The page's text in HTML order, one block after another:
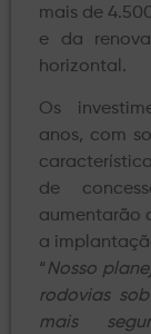
mais de
e da
horizontal.
Os
anos, com
de
aumentarão
a
“Nosso
rodovias
mais